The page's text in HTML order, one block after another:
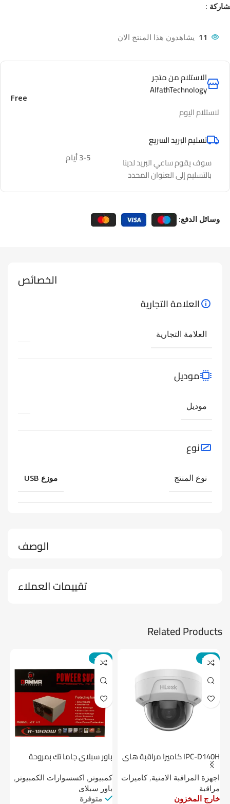
:
11 يشاهدون هذا المنتج الان
الاستلام من متجر
AlfathTechnology
لاستلام اليوم
Free
تسليم البريد السريع
سوف يقوم ساعي البريد لدينا
بالتسليم إلى العنوان المحدد
3-5 أيام
وسائل الدفع:
الوصف
الخصائص
العلامة التجارية
العلامة التجارية
موديل
موديل
نوع
نوع المنتج موزع USB
تقييمات العملاء
Related Products
-24%
IPC-D140H كاميرا مراقبة هاى
لوك داخلية 4 ميجا
اجهزة المراقبة الامنية,كاميرات
مراقبة
خارج المخزون
-14%
باور سبلاي جاما تك بمروحة
كمبيوتر , اكسسوارات الكمبيوتر ,
باور سبلاى
متوفرة